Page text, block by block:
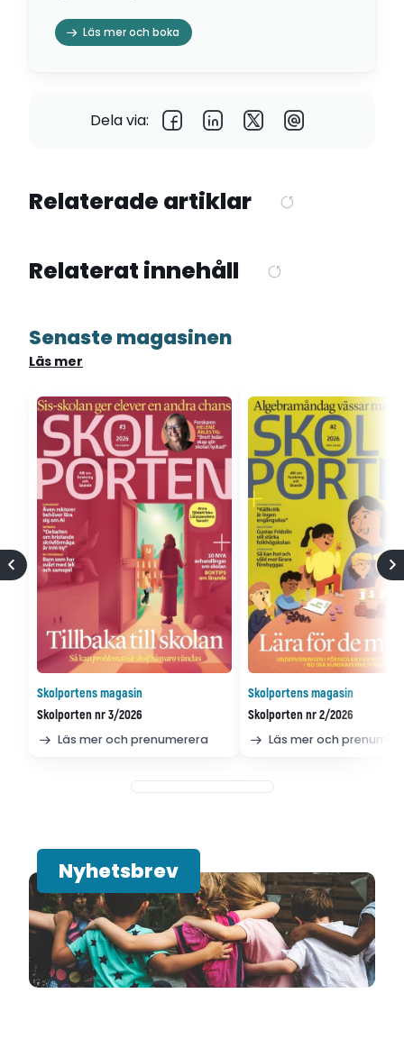
Läs mer och boka
Dela via:
Relaterade artiklar
Relaterat innehåll
Senaste magasinen
Läs mer
Skolportens magasin
Skolporten nr 3/2026
Läs mer och prenumerera
Skolportens magasin
Skolporten nr 2/2026
Läs mer och
Nyhetsbrev